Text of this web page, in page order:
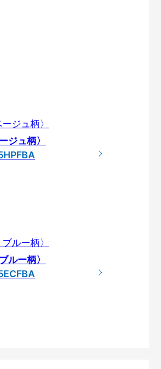
ジュ柄〉
ルー柄〉